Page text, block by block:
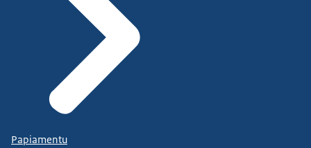
Papiamentu